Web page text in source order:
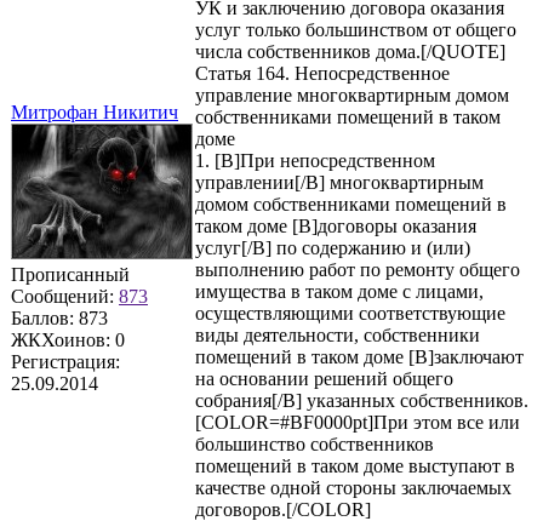
Митрофан Никитич
Прописанный
Сообщений: 873
Баллов: 873
ЖКХоинов: 0
Регистрация:
25.09.2014
УК и заключению договора оказания
услуг только большинством от общего
числа собственников дома.[/QUOTE]
Статья 164. Непосредственное
управление многоквартирным домом
собственниками помещений в таком
доме
1. [B]При непосредственном
управлении[/B] многоквартирным
домом собственниками помещений в
таком доме [B]договоры оказания
услуг[/B] по содержанию и (или)
выполнению работ по ремонту общего
имущества в таком доме с лицами,
осуществляющими соответствующие
виды деятельности, собственники
помещений в таком доме [B]заключают
на основании решений общего
собрания[/B] указанных собственников.
[COLOR=#BF0000pt]При этом все или
большинство собственников
помещений в таком доме выступают в
качестве одной стороны заключаемых
договоров.[/COLOR]